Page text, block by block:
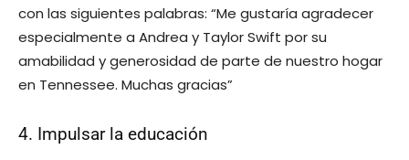
con las siguientes palabras: “Me gustaría agradecer
especialmente a Andrea y Taylor Swift por su
amabilidad y generosidad de parte de nuestro hogar
en Tennessee. Muchas gracias”
4. Impulsar la educación